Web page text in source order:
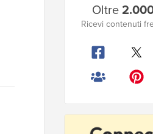
laterale
principale
Oltre
Ricevi contenuti